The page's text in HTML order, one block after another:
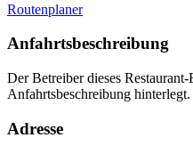
Routenplaner
Anfahrtsbeschreibung
Der Betreiber dieses
Anfahrtsbeschreibung hinterlegt.
Adresse